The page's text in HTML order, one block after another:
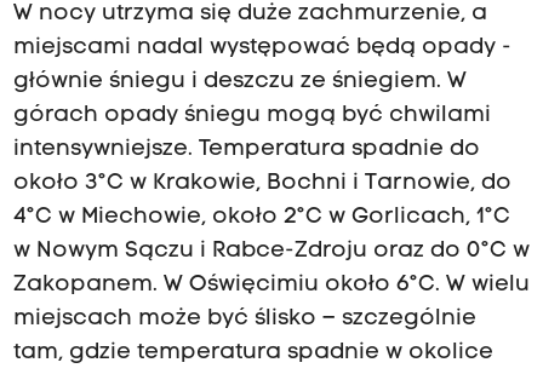
W nocy utrzyma się duże zachmurzenie, a
miejscami nadal występować będą opady -
głównie śniegu i deszczu ze śniegiem. W
górach opady śniegu mogą być chwilami
intensywniejsze. Temperatura spadnie do
około 3°C w Krakowie, Bochni i Tarnowie, do
4°C w Miechowie, około 2°C w Gorlicach, 1°C
w Nowym Sączu i Rabce-Zdroju oraz do 0°C w
Zakopanem. W Oświęcimiu około 6°C. W wielu
miejscach może być ślisko – szczególnie
tam, gdzie temperatura spadnie w okolice